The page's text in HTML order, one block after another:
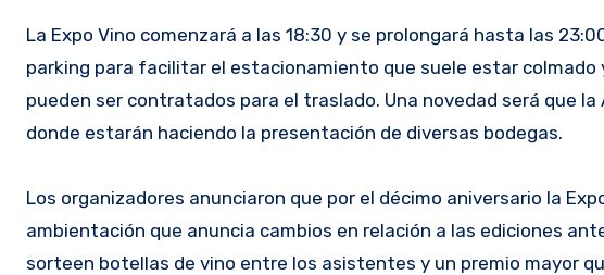
La Expo Vino comenzará a las 18:30 y se prolongará hasta las
parking para facilitar el estacionamiento que suele estar
pueden ser contratados para el traslado. Una novedad será que
donde estarán haciendo la presentación de diversas bodegas.
Los organizadores anunciaron que por el décimo aniversario la
ambientación que anuncia cambios en relación a las ediciones
sorteen botellas de vino entre los asistentes y un premio mayor